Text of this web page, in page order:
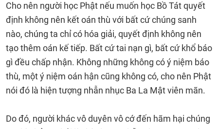
Cho nên người học Phật nếu muốn học Bồ Tát quyết
định không nên kết oán thù với bất cứ chúng sanh
nào, chúng ta chỉ có hóa giải, quyết định không nên
tạo thêm oán kế tiếp. Bất cứ tai nạn gì, bất cứ khổ báo
gì đều chấp nhận. Không những không có ý niệm báo
thù, một ý niệm oán hận cũng không có, cho nên Phật
nói đó là hiện tượng nhẫn nhục Ba La Mật viên mãn.
Do đó, người khác vô duyên vô cớ đến hãm hại chúng